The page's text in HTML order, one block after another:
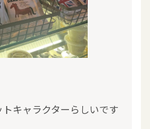
キャラクターらしいです